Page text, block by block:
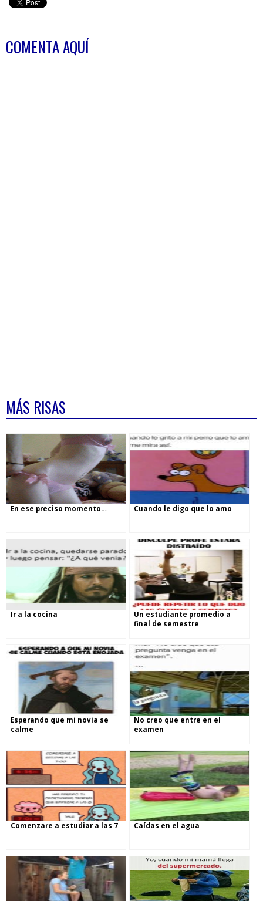
COMENTA AQUÍ
MÁS RISAS
En ese preciso momento… Cuando le digo que lo amo
Ir a la cocina
Un estudiante promedio a
final de semestre
Esperando que mi novia se
calme
No creo que entre en el
examen
Comenzare a estudiar a las 7 Caídas en el agua